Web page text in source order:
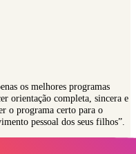
os melhores programas
orientação completa, sincera e
o programa certo para o
pessoal dos seus filhos”.